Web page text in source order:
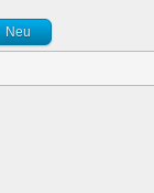
Neu